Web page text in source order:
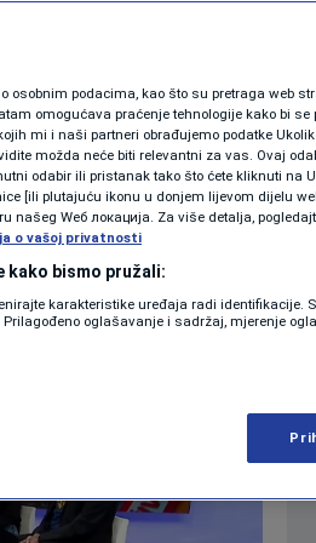
SPECIJAL
otkrili
0 komentara
osobnim podacima, kao što su pretraga web
omogućava praćenje tehnologije kako bi se
mi i naši partneri obrađujemo podatke
možda neće biti relevantni za vas. Ovaj
odabir ili pristanak tako što ćete kliknuti na
[ili plutajuću ikonu u donjem lijevom dijelu
Wеб локација. Za više detalja,
o vašoj privatnosti
kako bismo pružali:
karakteristike uređaja radi identifikacije.
oglašavanje i sadržaj, mjerenje